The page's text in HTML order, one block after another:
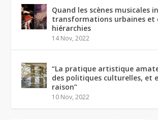
Quand les scènes musicales
transformations urbaines et
hiérarchies
14 Nov, 2022
“La pratique artistique
des politiques culturelles, et
raison”
10 Nov, 2022